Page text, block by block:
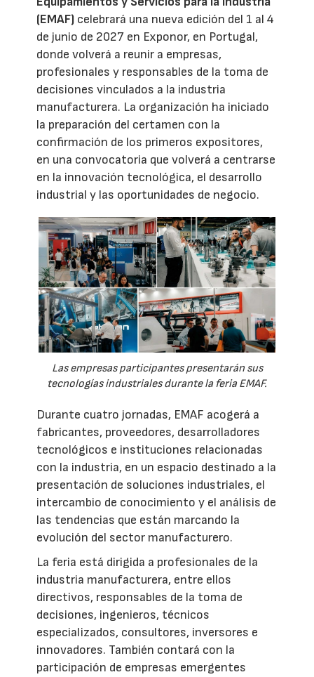
(EMAF) celebrará una nueva edición del 1 al 4
de junio de 2027 en Exponor, en Portugal,
donde volverá a reunir a empresas,
profesionales y responsables de la toma de
decisiones vinculados a la industria
manufacturera. La organización ha iniciado
la preparación del certamen con la
confirmación de los primeros expositores,
en una convocatoria que volverá a centrarse
en la innovación tecnológica, el desarrollo
industrial y las oportunidades de negocio.
Las empresas participantes presentarán sus
tecnologías industriales durante la feria EMAF.
Durante cuatro jornadas, EMAF acogerá a
fabricantes, proveedores, desarrolladores
tecnológicos e instituciones relacionadas
con la industria, en un espacio destinado a la
presentación de soluciones industriales, el
intercambio de conocimiento y el análisis de
las tendencias que están marcando la
evolución del sector manufacturero.
La feria está dirigida a profesionales de la
industria manufacturera, entre ellos
directivos, responsables de la toma de
decisiones, ingenieros, técnicos
especializados, consultores, inversores e
innovadores. También contará con la
participación de empresas emergentes